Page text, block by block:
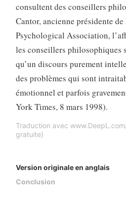
consultent des conseillers
Cantor, ancienne présidente de
Psychological Association,
les conseillers philosophiques
qu’un discours purement
des problèmes qui sont
émotionnel et parfois
York Times, 8 mars 1998).
Traduction avec
gratuite)
Version originale en anglais
Conclusion